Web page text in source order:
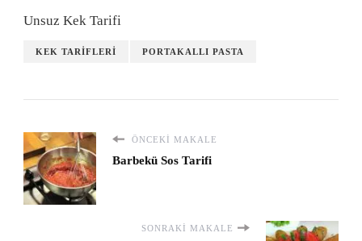
Unsuz Kek Tarifi
KEK TARIFLERI PORTAKALLI PASTA
ÖNCEKI MAKALE
Barbekü Sos Tarifi
SONRAKI MAKALE